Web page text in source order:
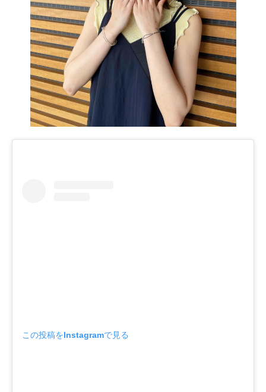
この投稿をInstagramで見る